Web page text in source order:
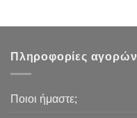
Πληροφορίες αγορών
Ποιοι ήμαστε;